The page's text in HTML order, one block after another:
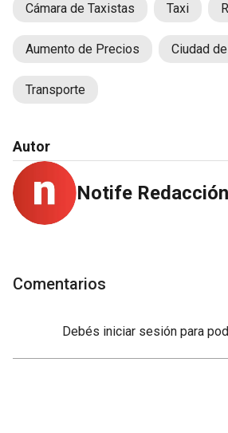
Cámara de Taxistas Taxi
Aumento de Precios Ciudad
Transporte
Autor
Notife Redacción
Comentarios
Debés iniciar sesión para